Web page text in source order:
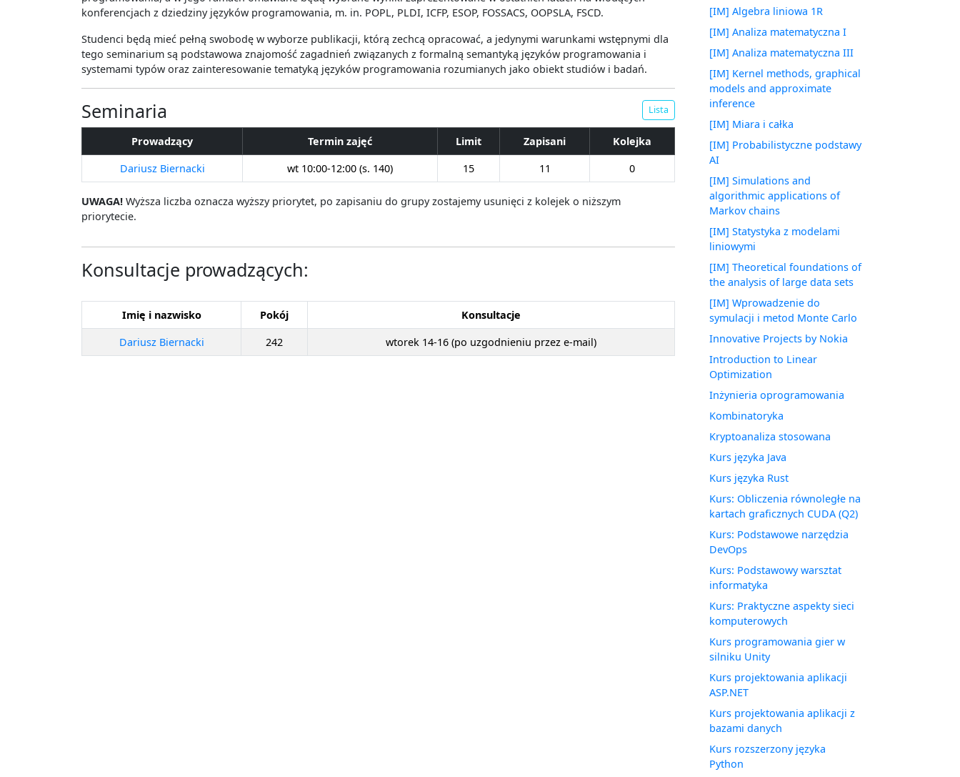
konferencjach z dziedziny języków programowania, m. in. POPL, PLDI, ICFP, ESOP, FOSSACS, OOPSLA, FSCD.
Studenci będą mieć pełną swobodę w wyborze publikacji, którą zechcą opracować, a jedynymi warunkami wstępnymi dla
tego seminarium są podstawowa znajomość zagadnień związanych z formalną semantyką języków programowania i
systemami typów oraz zainteresowanie tematyką języków programowania rozumianych jako obiekt studiów i badań.
Seminaria Lista
Prowadzący Termin zajęć Limit Zapisani
Kolejka
Dariusz Biernacki
wt 10:00-12:00 (s. 140) 15 11 0
UWAGA! Wyższa liczba oznacza wyższy priorytet, po zapisaniu do grupy zostajemy usunięci z kolejek o niższym
priorytecie.
Konsultacje prowadzących:
Imię i nazwisko Pokój
Konsultacje
Dariusz Biernacki
242 wtorek 14-16 (po uzgodnieniu przez e-mail)
[IM] Algebra liniowa 1R
[IM] Analiza matematyczna I
[IM] Analiza matematyczna III
[IM] Kernel methods, graphical
models and approximate
inference
[IM] Miara i całka
[IM] Probabilistyczne podstawy
AI
[IM] Simulations and
algorithmic applications of
Markov chains
[IM] Statystyka z modelami
liniowymi
[IM] Theoretical foundations of
the analysis of large data sets
[IM] Wprowadzenie do
symulacji i metod Monte Carlo
Innovative Projects by Nokia
Introduction to Linear
Optimization
Inżynieria oprogramowania
Kombinatoryka
Kryptoanaliza stosowana
Kurs języka Java
Kurs języka Rust
Kurs: Obliczenia równoległe na
kartach graficznych CUDA (Q2)
Kurs: Podstawowe narzędzia
DevOps
Kurs: Podstawowy warsztat
informatyka
Kurs: Praktyczne aspekty sieci
komputerowych
Kurs programowania gier w
silniku Unity
Kurs projektowania aplikacji
ASP.NET
Kurs projektowania aplikacji z
bazami danych
Kurs rozszerzony języka
Python